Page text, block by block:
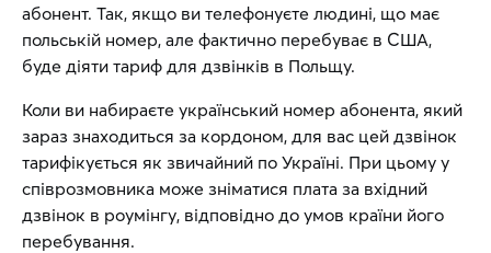
абонент. Так, якщо ви телефонуєте людині, що має
польській номер, але фактично перебуває в США,
буде діяти тариф для дзвінків в Польщу.
Коли ви набираєте український номер абонента, який
зараз знаходиться за кордоном, для вас цей дзвінок
тарифікується як звичайний по Україні. При цьому у
співрозмовника може зніматися плата за вхідний
дзвінок в роумінгу, відповідно до умов країни його
перебування.